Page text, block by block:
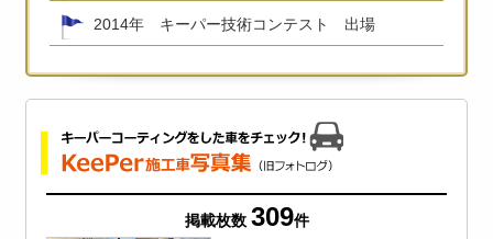
2014年 キーパー技術コンテスト 出場
掲載枚数 309件